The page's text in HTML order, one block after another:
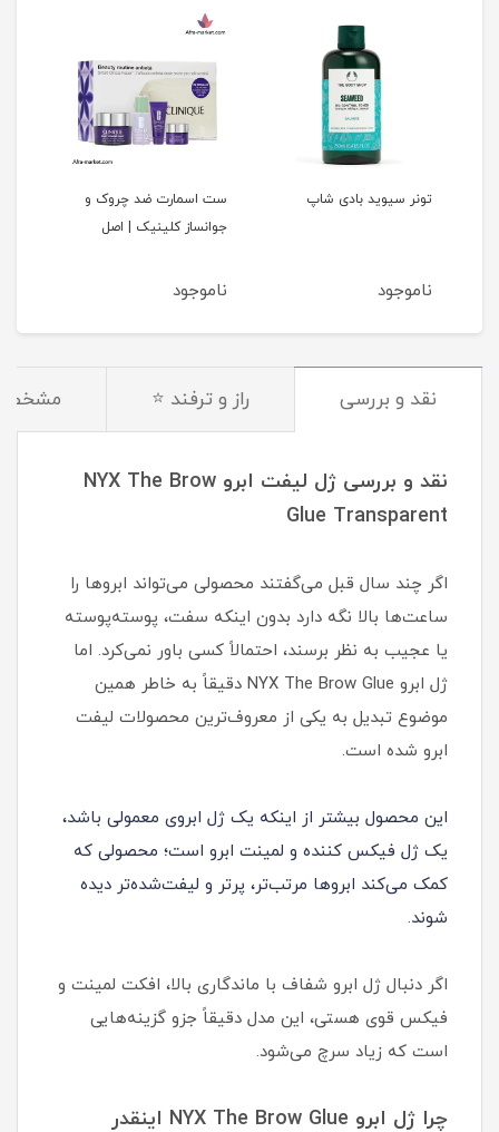
تونر سیوید بادی شاپ
ناموجود
ست اسمارت ضد چروک و
جوانساز کلینیک | اصل
ناموجود
نقد و بررسی راز و ترفند ⭐
نقد و بررسی ژل لیفت ابرو NYX The Brow
Glue Transparent
اگر چند سال قبل می‌گفتند محصولی می‌تواند ابروها را
ساعت‌ها بالا نگه دارد بدون اینکه سفت، پوسته‌پوسته
یا عجیب به نظر برسند، احتمالاً کسی باور نمی‌کرد. اما
ژل ابرو NYX The Brow Glue دقیقاً به خاطر همین
موضوع تبدیل به یکی از معروف‌ترین محصولات لیفت
ابرو شده است.
این محصول بیشتر از اینکه یک ژل ابروی معمولی باشد،
یک ژل فیکس کننده و لمینت ابرو است؛ محصولی که
کمک می‌کند ابروها مرتب‌تر، پرتر و لیفت‌شده‌تر دیده
شوند.
اگر دنبال ژل ابرو شفاف با ماندگاری بالا، افکت لمینت و
فیکس قوی هستی، این مدل دقیقاً جزو گزینه‌هایی
است که زیاد سرچ می‌شود.
چرا ژل ابرو NYX The Brow Glue اینقدر